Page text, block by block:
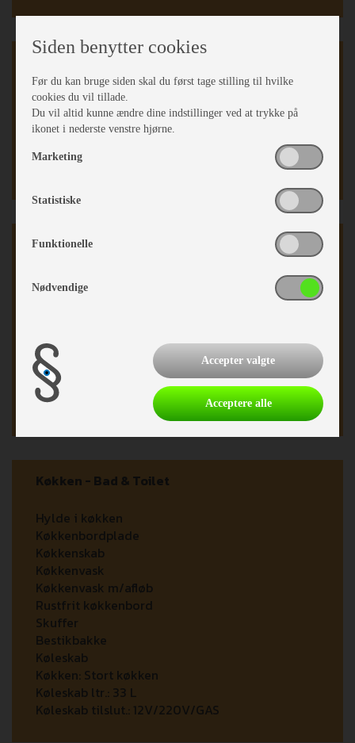
Fast gulv
Støtteben
Karrosseri, Chassis & Magasiner
Reservehjul m/holder
Støddæmpere
Bagageboks
Frontboks
Opbev.rum u/vognen
Hjul størrelse:
14" alu
Køkken - Bad & Toilet
Hylde i køkken
Køkkenbordplade
Køkkenskab
Køkkenvask
Køkkenvask m/afløb
Rustfrit køkkenbord
Skuffer
Bestikbakke
Køleskab
Køkken: Stort køkken
Køleskab ltr.: 33 L
Køleskab tilslut.: 12V/220V/GAS
Siden benytter cookies
Før du kan bruge siden skal du først tage stilling til hvilke
cookies du vil tillade.
Du vil altid kunne ændre dine indstillinger ved at trykke på
ikonet i nederste venstre hjørne.
Marketing
Statistiske
Funktionelle
Nødvendige
Accepter valgte
Acceptere alle